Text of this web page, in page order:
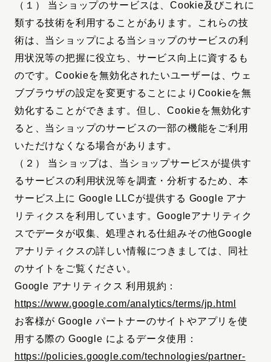
（１） 当ショップのサービスは、Cookie及びこれに
類する技術を利用することがあります。これらの技
術は、当ショップによる当ショップのサービスの利
用状況等の把握に役立ち、サービス向上に資するも
のです。Cookieを無効化されたいユーザーは、ウェ
ブブラウザの設定を変更することによりCookieを無
効化することができます。但し、Cookieを無効化す
ると、当ショップのサービスの一部の機能をご利用
いただけなくなる場合があります。
（２） 当ショップは、当ショップサービスが提供す
るサービスの利用状況等を調査・分析するため、本
サービス上に Google LLCが提供する Google アナ
リティクスを利用しています。Googleアナリティク
スでデータが収集、処理される仕組みその他Google
アナリティクスの詳しい情報につきましては、同社
のサイトをご覧ください。
Google アナリティクス 利用規約：
https://www.google.com/analytics/terms/jp.html
お客様が Google パートナーのサイトやアプリを使
用する際の Google によるデータ使用：
https://policies.google.com/technologies/partner-